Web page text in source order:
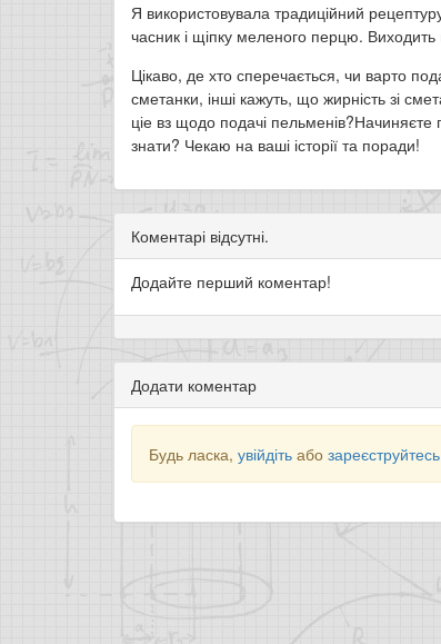
Я використовувала традиційний
часник і щіпку меленого перцю.
Цікаво, де хто сперечається, чи варто
сметанки, інші кажуть, що жирність зі
ціе вз щодо подачі
знати? Чекаю на ваші історії та поради!
Коментарі відсутні.
Додайте перший коментар!
Додати коментар
Будь ласка, увійдіть або зареєструйтесь